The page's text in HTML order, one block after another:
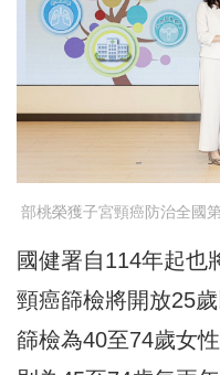
部桃榮獲子宮頸癌防治全國
國健署自114年起也
頸癌篩檢將開放25
篩檢為40至74歲女